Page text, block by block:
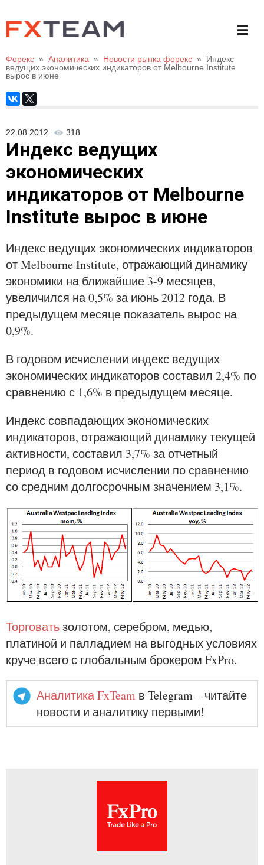
Форекс » Аналитика » Новости рынка форекс »
Индекс
ведущих экономических индикаторов от Melbourne Institute
вырос в июне
22.08.2012 318
Индекс ведущих
экономических
индикаторов от Melbourne
Institute вырос в июне
Индекс ведущих экономических индикаторов
от Melbourne Institute, отражающий динамику
экономики на ближайшие 3-9 месяцев,
увеличился на 0,5% за июнь 2012 года. В
предыдущем месяце показатель вырос на
0,9%.
В годовом исчислении индекс ведущих
экономических индикаторов составил 2,4% по
сравнению с 1,6% в предыдущем месяце.
Индекс совпадающих экономических
индикаторов, отражающий динамику текущей
активности, составил 3,7% за отчетный
период в годовом исчислении по сравнению
со средним долгосрочным значением 3,1%.
Торговатьзолотом, серебром, медью,
платиной и палладием на выгодных условиях
круче всего с глобальным брокером FxPro.
Аналитика FxTeam в Telegram – читайте
новости и аналитику первыми!